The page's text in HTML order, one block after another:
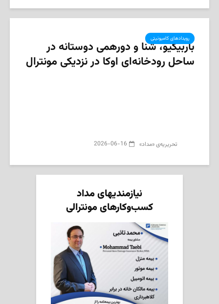
رویدادهای کامیونیتی
باربیکیو، شنا و دورهمی دوستانه در
ساحل رودخانه‌ای اوکا در نزدیکی مونترال
تحریریه‌ی «مداد» 2026-06-16
نیازمندیهای مداد
کسب‌وکارهای مونترالی